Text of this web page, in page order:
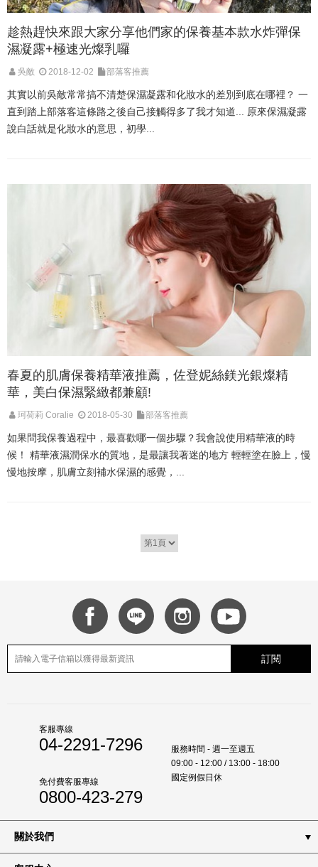
趁熱趕快來跟大家分享他們家的保養基本款水炸彈保
濕凝露+極速光燦乳囉
吳敵 2018-12-02 部落客推薦
其實以前吳敵常常搞不清楚保濕凝露和化妝水的差別到底在哪裡？ 一
直到踏上部落客這條路之後自己接觸得多了我才知道... 原來保濕凝露
說白話就是化妝水的意思，初學...
春夏的肌膚保養精華液推薦，佐登妮絲鎂光銀燦精
華，美白保濕緊緻都兼顧!
珂荷莉 Coralie 2018-05-30 部落客推薦
如果問我保養過程中，最喜歡哪一個步驟？我會說使用精華液的時
候！ 精華液濕潤保水的質地，是最讓我著迷的地方 輕輕塗在臉上，慢
慢地按摩，肌膚立刻補水保濕的感覺，...
訂閱
客服專線
04-2291-7296
免付費客服專線
0800-423-279
服務時間 - 週一至週五
09:00 - 12:00 / 13:00 - 18:00
國定例假日休
關於我們